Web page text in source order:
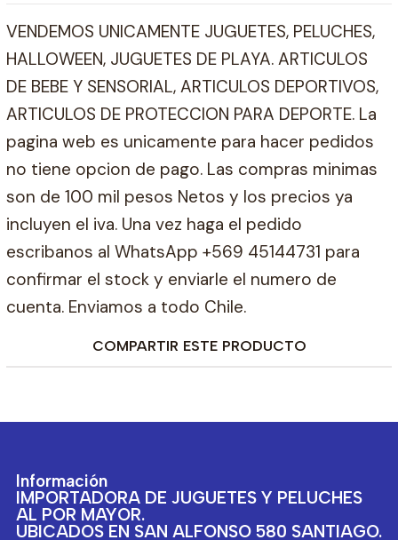
VENDEMOS UNICAMENTE JUGUETES, PELUCHES,
HALLOWEEN, JUGUETES DE PLAYA. ARTICULOS
DE BEBE Y SENSORIAL, ARTICULOS DEPORTIVOS,
ARTICULOS DE PROTECCION PARA DEPORTE. La
pagina web es unicamente para hacer pedidos
no tiene opcion de pago. Las compras minimas
son de 100 mil pesos Netos y los precios ya
incluyen el iva. Una vez haga el pedido
escribanos al WhatsApp +569 45144731 para
confirmar el stock y enviarle el numero de
cuenta. Enviamos a todo Chile.
COMPARTIR ESTE PRODUCTO
Información
IMPORTADORA DE JUGUETES Y PELUCHES
AL POR MAYOR.
UBICADOS EN SAN ALFONSO 580 SANTIAGO.